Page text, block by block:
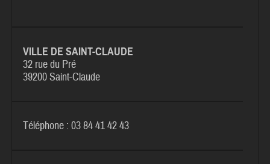
VILLE DE SAINT-CLAUDE
32 rue du Pré
39200 Saint-Claude
Téléphone : 03 84 41 42 43